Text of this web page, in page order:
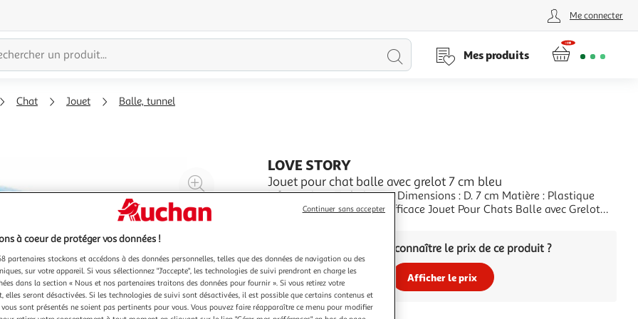
Me connecter
Lancer
Mes produits
Chat Jouet Balle, tunnel
Agrandir
l'illustration
à
Réduire
à
100
%
Partager
le
produit
LOVE STORY
Jouet pour chat balle avec grelot 7 cm bleu
Informations Techniques : Dimensions : D. 7 cm Matière : Plastique
Spécificités : Pratique & Efficace Jouet Pour Chats Balle avec Grelot
Vous voulez connaître le prix de ce produit ?
Afficher le prix
à coeur de protéger vos données !
partenaires stockons et accédons à des données personnelles, telles que des données de navigation ou des
sur votre appareil. Si vous sélectionnez "J'accepte", les technologies de suivi prendront en charge les
dans la section « Nous et nos partenaires traitons des données pour fournir ». Si vous retirez votre
elles seront désactivées. Si les technologies de suivi sont désactivées, il est possible que certains contenus et
sont présentés ne soient pas pertinents pour vous. Vous pouvez faire réapparaître ce menu pour modifier
Continuer sans accepter